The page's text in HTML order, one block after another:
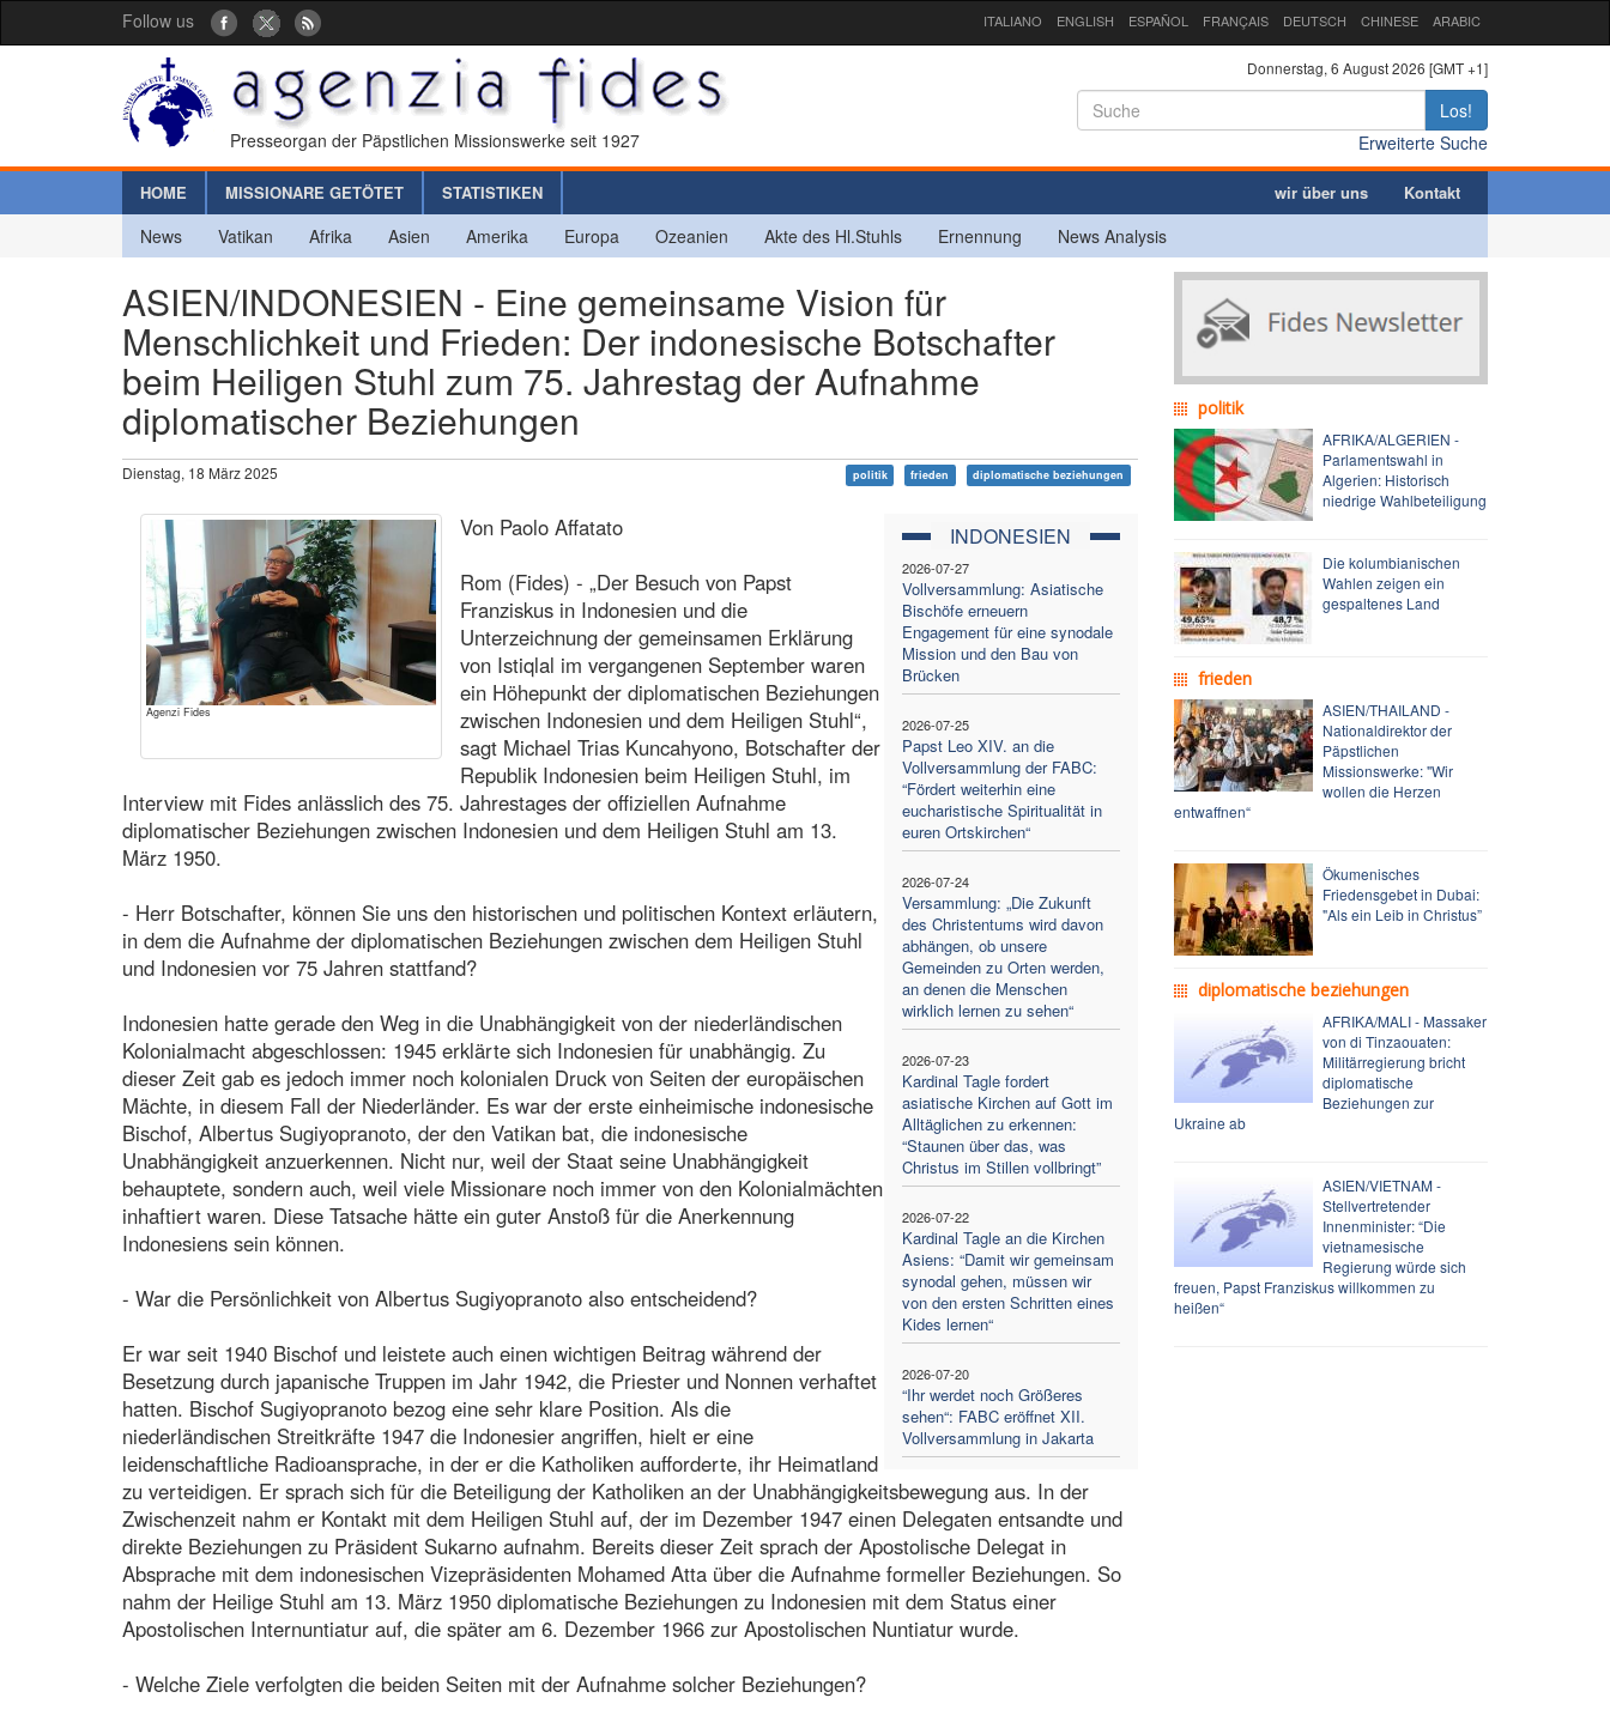
Follow us ITALIANO ENGLISH ESPAÑOL FRANÇAIS DEUTSCH CHINESE ARABIC
Presseorgan der Päpstlichen Missionswerke seit 1927
Donnerstag, 6 August 2026 [GMT +1]
Los!
Erweiterte Suche
HOME MISSIONARE GETÖTET STATISTIKEN wir über uns Kontakt
News Vatikan Afrika Asien Amerika Europa Ozeanien Akte des Hl.Stuhls Ernennung News Analysis
ASIEN/INDONESIEN - Eine gemeinsame Vision für
Menschlichkeit und Frieden: Der indonesische Botschafter
beim Heiligen Stuhl zum 75. Jahrestag der Aufnahme
diplomatischer Beziehungen
Dienstag, 18 März 2025 politik frieden diplomatische beziehungen
Agenzi Fides
INDONESIEN
2026-07-27
Vollversammlung: Asiatische
Bischöfe erneuern
Engagement für eine synodale
Mission und den Bau von
Brücken
2026-07-25
Papst Leo XIV. an die
Vollversammlung der FABC:
“Fördert weiterhin eine
eucharistische Spiritualität in
euren Ortskirchen“
2026-07-24
Versammlung: „Die Zukunft
des Christentums wird davon
abhängen, ob unsere
Gemeinden zu Orten werden,
an denen die Menschen
wirklich lernen zu sehen“
2026-07-23
Kardinal Tagle fordert
asiatische Kirchen auf Gott im
Alltäglichen zu erkennen:
“Staunen über das, was
Christus im Stillen vollbringt”
2026-07-22
Kardinal Tagle an die Kirchen
Asiens: “Damit wir gemeinsam
synodal gehen, müssen wir
von den ersten Schritten eines
Kides lernen“
2026-07-20
“Ihr werdet noch Größeres
sehen“: FABC eröffnet XII.
Vollversammlung in Jakarta
Von Paolo Affatato
Rom (Fides) - „Der Besuch von Papst
Franziskus in Indonesien und die
Unterzeichnung der gemeinsamen Erklärung
von Istiqlal im vergangenen September waren
ein Höhepunkt der diplomatischen Beziehungen
zwischen Indonesien und dem Heiligen Stuhl“,
sagt Michael Trias Kuncahyono, Botschafter der
Republik Indonesien beim Heiligen Stuhl, im
Interview mit Fides anlässlich des 75. Jahrestages der offiziellen Aufnahme
diplomatischer Beziehungen zwischen Indonesien und dem Heiligen Stuhl am 13.
März 1950.
- Herr Botschafter, können Sie uns den historischen und politischen Kontext erläutern,
in dem die Aufnahme der diplomatischen Beziehungen zwischen dem Heiligen Stuhl
und Indonesien vor 75 Jahren stattfand?
Indonesien hatte gerade den Weg in die Unabhängigkeit von der niederländischen
Kolonialmacht abgeschlossen: 1945 erklärte sich Indonesien für unabhängig. Zu
dieser Zeit gab es jedoch immer noch kolonialen Druck von Seiten der europäischen
Mächte, in diesem Fall der Niederländer. Es war der erste einheimische indonesische
Bischof, Albertus Sugiyopranoto, der den Vatikan bat, die indonesische
Unabhängigkeit anzuerkennen. Nicht nur, weil der Staat seine Unabhängigkeit
behauptete, sondern auch, weil viele Missionare noch immer von den Kolonialmächten
inhaftiert waren. Diese Tatsache hätte ein guter Anstoß für die Anerkennung
Indonesiens sein können.
- War die Persönlichkeit von Albertus Sugiyopranoto also entscheidend?
Er war seit 1940 Bischof und leistete auch einen wichtigen Beitrag während der
Besetzung durch japanische Truppen im Jahr 1942, die Priester und Nonnen verhaftet
hatten. Bischof Sugiyopranoto bezog eine sehr klare Position. Als die
niederländischen Streitkräfte 1947 die Indonesier angriffen, hielt er eine
leidenschaftliche Radioansprache, in der er die Katholiken aufforderte, ihr Heimatland
zu verteidigen. Er sprach sich für die Beteiligung der Katholiken an der Unabhängigkeitsbewegung aus. In der
Zwischenzeit nahm er Kontakt mit dem Heiligen Stuhl auf, der im Dezember 1947 einen Delegaten entsandte und
direkte Beziehungen zu Präsident Sukarno aufnahm. Bereits dieser Zeit sprach der Apostolische Delegat in
Absprache mit dem indonesischen Vizepräsidenten Mohamed Atta über die Aufnahme formeller Beziehungen. So
nahm der Heilige Stuhl am 13. März 1950 diplomatische Beziehungen zu Indonesien mit dem Status einer
Apostolischen Internuntiatur auf, die später am 6. Dezember 1966 zur Apostolischen Nuntiatur wurde.
- Welche Ziele verfolgten die beiden Seiten mit der Aufnahme solcher Beziehungen?
politik
AFRIKA/ALGERIEN -
Parlamentswahl in
Algerien: Historisch
niedrige Wahlbeteiligung
Die kolumbianischen
Wahlen zeigen ein
gespaltenes Land
frieden
ASIEN/THAILAND -
Nationaldirektor der
Päpstlichen
Missionswerke: "Wir
wollen die Herzen
entwaffnen“
Ökumenisches
Friedensgebet in Dubai:
"Als ein Leib in Christus”
diplomatische beziehungen
AFRIKA/MALI - Massaker
von di Tinzaouaten:
Militärregierung bricht
diplomatische
Beziehungen zur
Ukraine ab
ASIEN/VIETNAM -
Stellvertretender
Innenminister: “Die
vietnamesische
Regierung würde sich
freuen, Papst Franziskus willkommen zu
heißen“